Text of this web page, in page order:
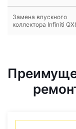
Замена впускного
коллектора Infiniti